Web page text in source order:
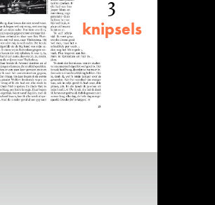
3
knipsels